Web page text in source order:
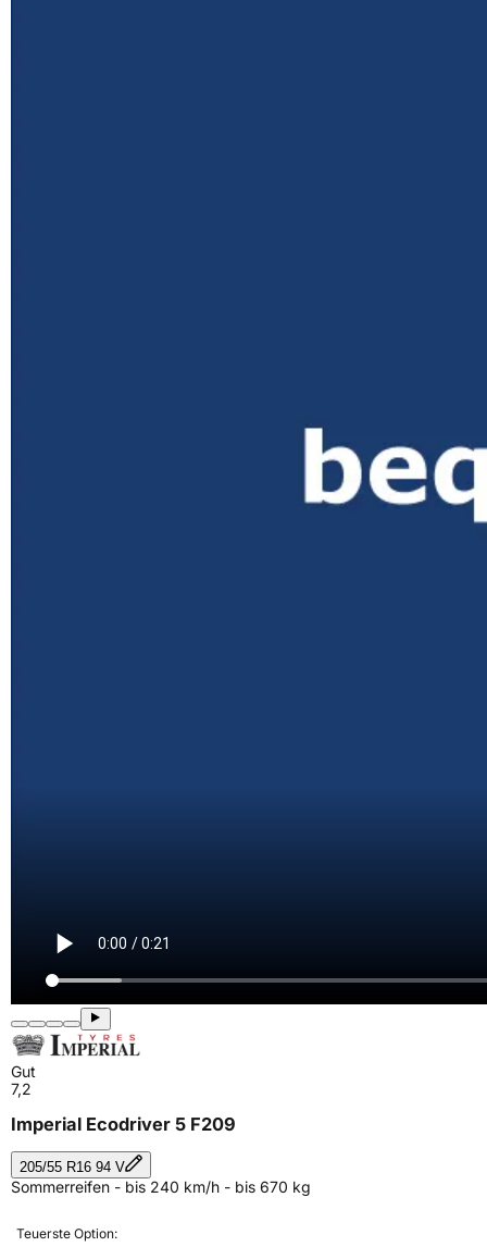
Gut
7,2
Imperial Ecodriver 5 F209
205/55 R16 94 V
Sommerreifen - bis 240 km/h - bis 670 kg
Teuerste Option: